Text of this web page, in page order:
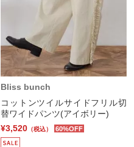
Bliss bunch
コットンツイルサイドフリル切
替ワイドパンツ(アイボリー)
¥3,520 （税込） 60%OFF